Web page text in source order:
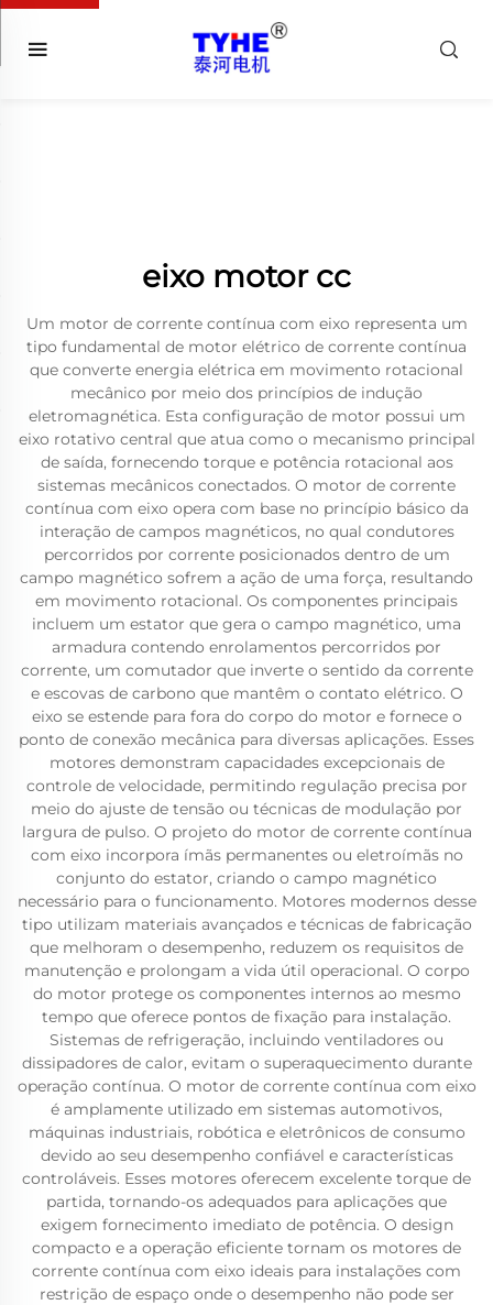
eixo motor cc
Um motor de corrente contínua com eixo representa um
tipo fundamental de motor elétrico de corrente contínua
que converte energia elétrica em movimento rotacional
mecânico por meio dos princípios de indução
eletromagnética. Esta configuração de motor possui um
eixo rotativo central que atua como o mecanismo principal
de saída, fornecendo torque e potência rotacional aos
sistemas mecânicos conectados. O motor de corrente
contínua com eixo opera com base no princípio básico da
interação de campos magnéticos, no qual condutores
percorridos por corrente posicionados dentro de um
campo magnético sofrem a ação de uma força, resultando
em movimento rotacional. Os componentes principais
incluem um estator que gera o campo magnético, uma
armadura contendo enrolamentos percorridos por
corrente, um comutador que inverte o sentido da corrente
e escovas de carbono que mantêm o contato elétrico. O
eixo se estende para fora do corpo do motor e fornece o
ponto de conexão mecânica para diversas aplicações. Esses
motores demonstram capacidades excepcionais de
controle de velocidade, permitindo regulação precisa por
meio do ajuste de tensão ou técnicas de modulação por
largura de pulso. O projeto do motor de corrente contínua
com eixo incorpora ímãs permanentes ou eletroímãs no
conjunto do estator, criando o campo magnético
necessário para o funcionamento. Motores modernos desse
tipo utilizam materiais avançados e técnicas de fabricação
que melhoram o desempenho, reduzem os requisitos de
manutenção e prolongam a vida útil operacional. O corpo
do motor protege os componentes internos ao mesmo
tempo que oferece pontos de fixação para instalação.
Sistemas de refrigeração, incluindo ventiladores ou
dissipadores de calor, evitam o superaquecimento durante
operação contínua. O motor de corrente contínua com eixo
é amplamente utilizado em sistemas automotivos,
máquinas industriais, robótica e eletrônicos de consumo
devido ao seu desempenho confiável e características
controláveis. Esses motores oferecem excelente torque de
partida, tornando-os adequados para aplicações que
exigem fornecimento imediato de potência. O design
compacto e a operação eficiente tornam os motores de
corrente contínua com eixo ideais para instalações com
restrição de espaço onde o desempenho não pode ser